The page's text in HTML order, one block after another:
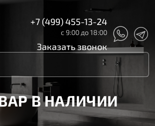
+7 (499) 455-13-24
с 9:00 до 18:00
Заказать звонок
В НАЛИЧИИ